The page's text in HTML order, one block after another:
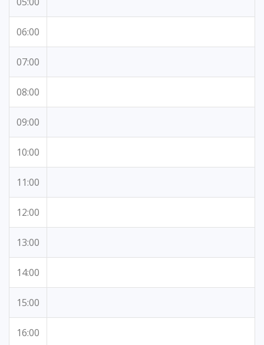
06:00
07:00
08:00
09:00
10:00
11:00
12:00
13:00
14:00
15:00
16:00